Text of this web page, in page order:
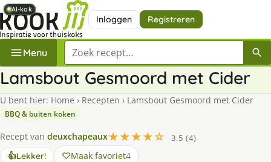
Inloggen Registreren
Menu Zoek een recept
Lamsbout Gesmoord met Cider
U bent hier: Home › Recepten › Lamsbout Gesmoord met Cider
BBQ & buiten koken
Recept van deuxchapeaux★★★★☆
3.5 (4)
👍Lekker! Maak favoriet4
AI-kok
AI-kok
AI-kok
AI-kok
AI-kok